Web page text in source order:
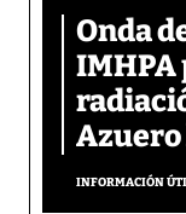
Onda
IMHPA
Azuero
INFORMACIÓN